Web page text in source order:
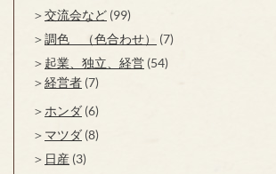
交流会など (99)
調色 （色合わせ）
(7)
起業、独立、経営 (54)
経営者 (7)
ホンダ (6)
マツダ (8)
日産 (3)